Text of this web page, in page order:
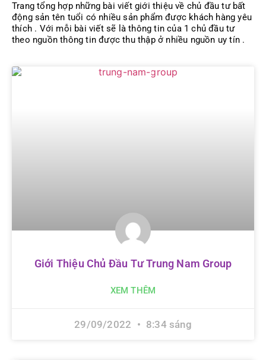
Trang tổng hợp những bài viết giới thiệu về chủ đầu tư bất
động sản tên tuổi có nhiều sản phẩm được khách hàng yêu
thích . Với mỗi bài viết sẽ là thông tin của 1 chủ đầu tư
theo nguồn thông tin được thu thập ở nhiều nguồn uy tín .
Giới Thiệu Chủ Đầu Tư Trung Nam Group
XEM THÊM
29/09/2022 8:34 sáng